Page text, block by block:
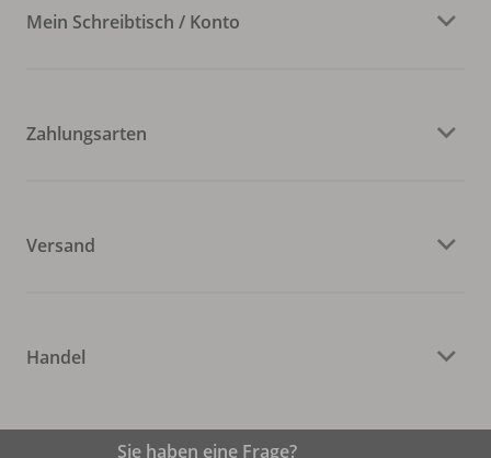
Mein Schreibtisch / Konto
Zahlungsarten
Versand
Handel
Sie haben eine Frage?